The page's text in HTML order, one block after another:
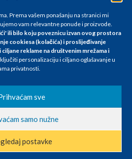
Prema vašem ponašanju na stranici mi
vam relevantne ponude i proizvode.
ili bilo koju poveznicu izvan ovog prostora
cookiesa (kolačića) i proslijeđivanje
reklame na društvenim mrežama i
personalizaciju i ciljano oglašavanje u
privatnosti.
sve
samo nužne
postavke
u ponudi obratite nam se na
su informativnog karaktera i podložne su
u Eurima i uključuju PDV. Sve
poslovnicama. Trudimo se dati što bolji
ne možemo garantirati da su svi
prilikom štampanja te promjene